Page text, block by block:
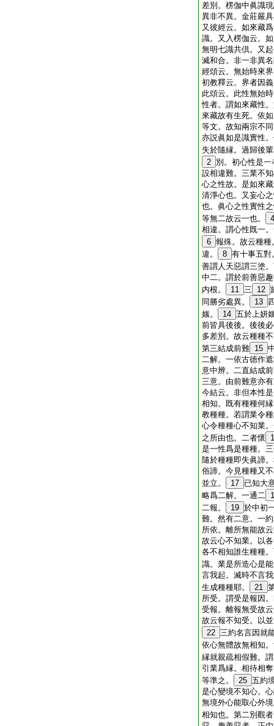
差別。楞伽中眞識
異非不異。金莊嚴
又彼經云。如來藏
識。又入楞伽云。
無明七識共倶。又
滅和合。非一非異
經頌云。無始時來
初教釋云。界者因
此頌云。此性無始
性者。謂如來藏性
來藏故有生死。依
等文。故知兩宗不
亦説眞如是識實性
失於隨縁。過歸後
2 別。初心性是
設相違難。三業不
心之性故。是如來
清淨心也。又妄心
也。眞心之性實性
等無二故云一也。
4
相違。謂心性既一
6 報殊。故云種種
違。
8 有十事五對
善謂人天惡謂三塗
中二。謂於前善惡
内根。
11 三 12
同勝劣處異。
13
媸。
14 五於上妍
前皆具後後。後後
多差別。故云種種
第三結成前難 15
二解。一依古徳作
意中辨。二直結成
三意。由前難意亦
今結云。非但本性
相知。既有種種何
教種種。若謂業令
心令種種心不知業
之所由也。二者懷
是一性爲是種種。
隨於種種即失眞諦
俗諦。今見種種又
並立。
17 已知大
略爲二解。一通二
二報。
19 於中初
難。然有二意。一
所依。離所無能故
故云心不知業。以
各不相知誰生種種
識。業是所造心是
言我起。滅時不言
生成種種耶。
21
所受。謂受是報因
受報。離報無受故
故云報不知受。以
22 三約名言因就
依心無體故無相知
縁就親疏相假難。
引業爲縁。相待相
等準之。
25 五約
是心變境不知心。
無境外心能取心外
相知也。第二別觀